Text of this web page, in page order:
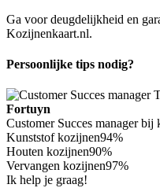
Ga voor deugdelijkheid en
Kozijnenkaart.nl.
Persoonlijke tips nodig?
Fortuyn
Customer Succes manager bij
Kunststof kozijnen94%
Houten kozijnen90%
Vervangen kozijnen97%
Ik help je graag!